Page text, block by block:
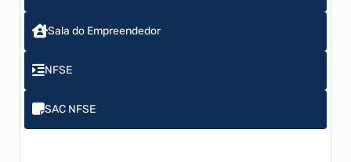
Sala do Empreendedor
NFSE
SAC NFSE